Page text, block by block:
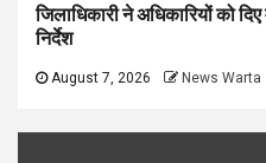
जिलाधिकारी ने अधिकारियों को
निर्देश
August 7, 2026 News Warta